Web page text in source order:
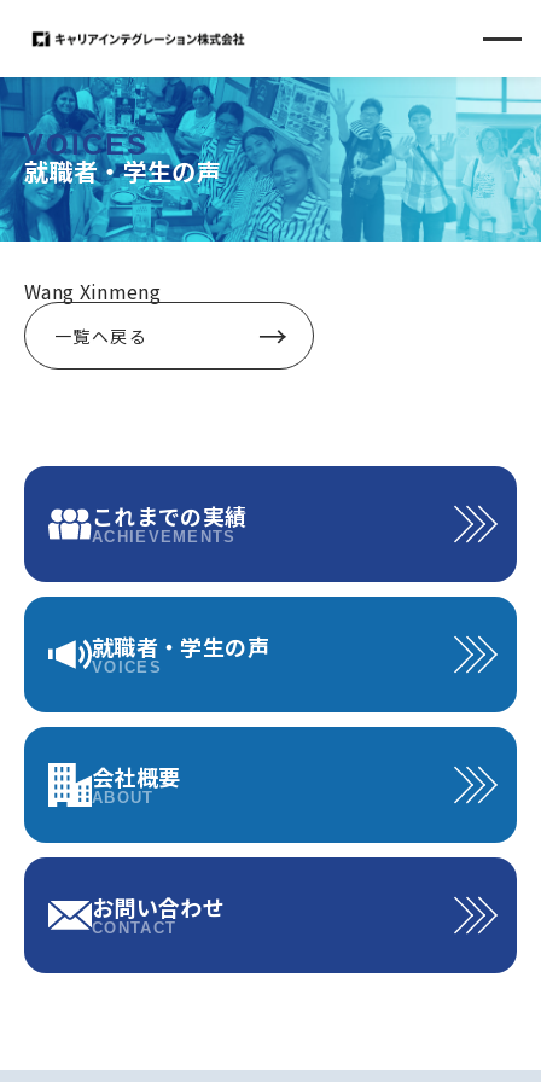
VOICES
就職者・学生の声
Wang Xinmeng
一覧へ戻る
これまでの実績
ACHIEVEMENTS
就職者・学生の声
VOICES
会社概要
ABOUT
お問い合わせ
CONTACT